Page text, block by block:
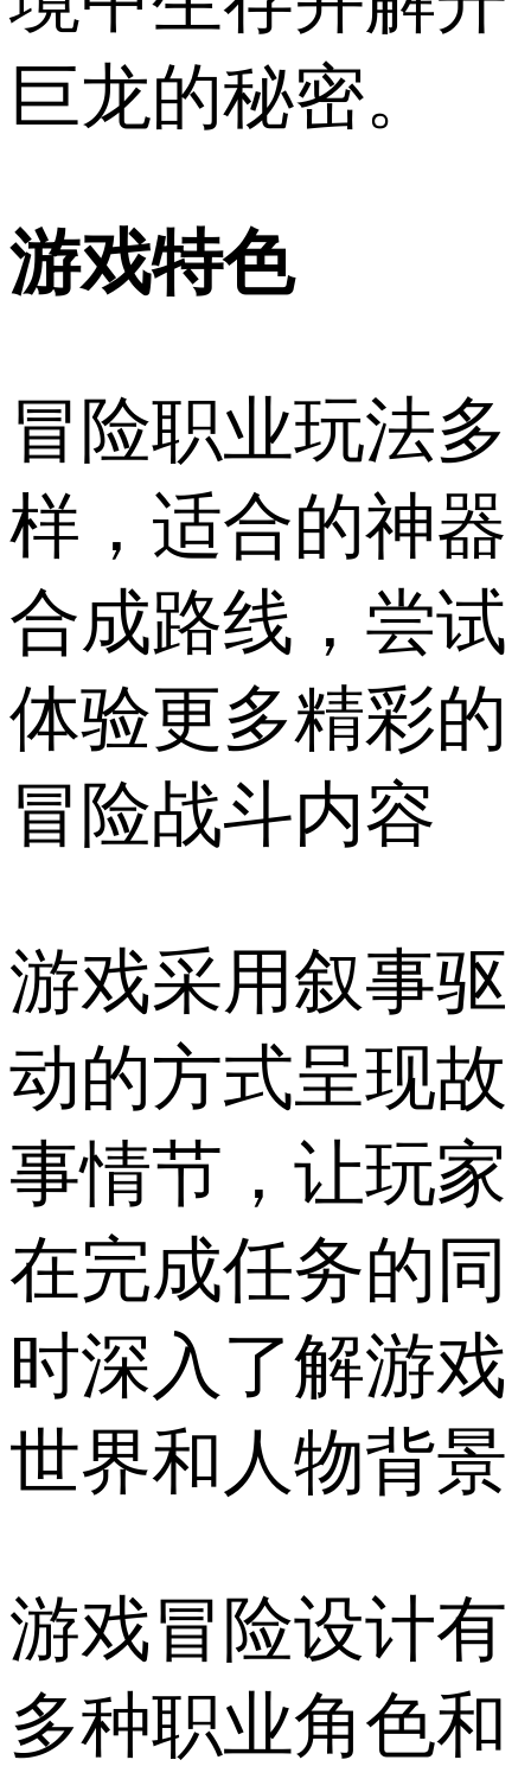
巨龙的秘密。
游戏特色
冒险职业玩法多
样，适合的神器
合成路线，尝试
体验更多精彩的
冒险战斗内容
游戏采用叙事驱
动的方式呈现故
事情节，让玩家
在完成任务的同
时深入了解游戏
世界和人物背景
游戏冒险设计有
多种职业角色和